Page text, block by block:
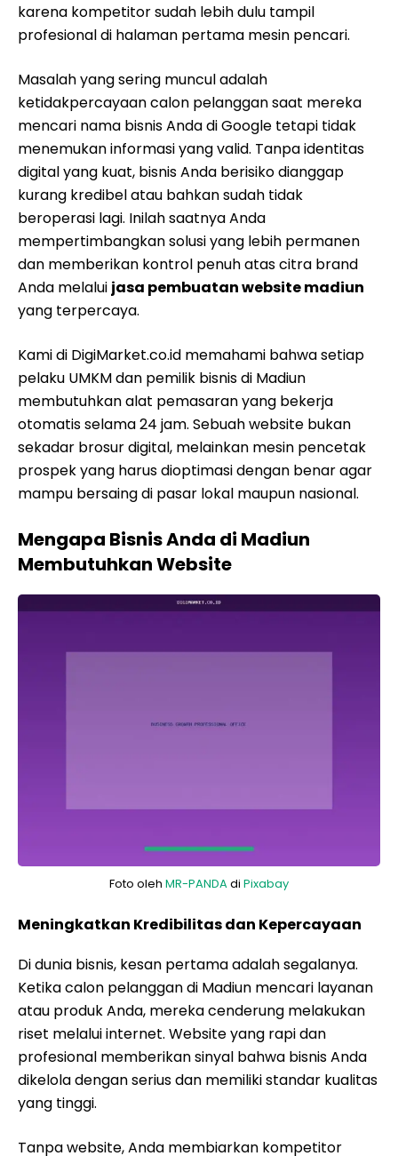
karena kompetitor sudah lebih dulu tampil
profesional di halaman pertama mesin pencari.
Masalah yang sering muncul adalah
ketidakpercayaan calon pelanggan saat mereka
mencari nama bisnis Anda di Google tetapi tidak
menemukan informasi yang valid. Tanpa identitas
digital yang kuat, bisnis Anda berisiko dianggap
kurang kredibel atau bahkan sudah tidak
beroperasi lagi. Inilah saatnya Anda
mempertimbangkan solusi yang lebih permanen
dan memberikan kontrol penuh atas citra brand
Anda melalui jasa pembuatan website madiun
yang terpercaya.
Kami di DigiMarket.co.id memahami bahwa setiap
pelaku UMKM dan pemilik bisnis di Madiun
membutuhkan alat pemasaran yang bekerja
otomatis selama 24 jam. Sebuah website bukan
sekadar brosur digital, melainkan mesin pencetak
prospek yang harus dioptimasi dengan benar agar
mampu bersaing di pasar lokal maupun nasional.
Mengapa Bisnis Anda di Madiun
Membutuhkan Website
Foto oleh MR-PANDAdi Pixabay
Meningkatkan Kredibilitas dan Kepercayaan
Di dunia bisnis, kesan pertama adalah segalanya.
Ketika calon pelanggan di Madiun mencari layanan
atau produk Anda, mereka cenderung melakukan
riset melalui internet. Website yang rapi dan
profesional memberikan sinyal bahwa bisnis Anda
dikelola dengan serius dan memiliki standar kualitas
yang tinggi.
Tanpa website, Anda membiarkan kompetitor